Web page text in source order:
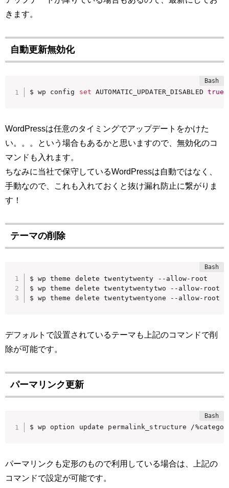
きます。
自動更新無効化
$ wp config set AUTOMATIC_UPDATER_DISABLED true
WordPressは任意のタイミングでアップデートをかけた
い。。。という場合もあるかと思いますので、無効化のコ
マンドも入れます。
ちなみに当社で保守しているWordPressは自動ではなく、
手動なので、これも入れておくと抜け漏れ防止に繋がりま
す！
テーマの削除
$ wp theme delete twentytwenty --allow-root
$ wp theme delete twentytwentytwo --allow-root
$ wp theme delete twentytwentyone --allow-root
デフォルトで設置されているテーマも上記のコマンドで削
除が可能です。
パーマリンク更新
$ wp option update permalink_structure /
パーマリンクも定形のもので利用している場合は、上記の
コマンドで設定が可能です。